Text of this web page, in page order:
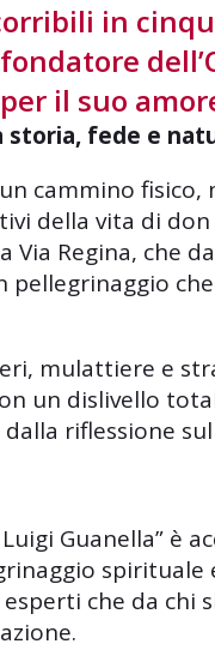
in
il suo
storia, fede e
cammino fisico,
della vita di
Via Regina,
mulattiere e
un dislivello
riflessione
Guanella” è
che da